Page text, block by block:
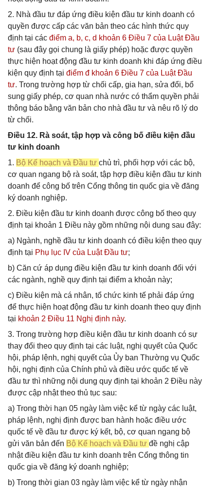
2. Nhà đầu tư đáp ứng điều kiện đầu tư kinh doanh có
quyền được cấp các văn bản theo các hình thức quy
định tại các điểm a, b, c, d khoản 6 Điều 7 của Luật Đầu
tư (sau đây gọi chung là giấy phép) hoặc được quyền
thực hiện hoạt động đầu tư kinh doanh khi đáp ứng điều
kiện quy định tại điểm đ khoản 6 Điều 7 của Luật Đầu
tư. Trong trường hợp từ chối cấp, gia hạn, sửa đổi, bổ
sung giấy phép, cơ quan nhà nước có thẩm quyền phải
thông báo bằng văn bản cho nhà đầu tư và nêu rõ lý do
từ chối.
Điều 12. Rà soát, tập hợp và công bố điều kiện đầu
tư kinh doanh
1. Bộ Kế hoạch và Đầu tư chủ trì, phối hợp với các bộ,
cơ quan ngang bộ rà soát, tập hợp điều kiện đầu tư kinh
doanh để công bố trên Cổng thông tin quốc gia về đăng
ký doanh nghiệp.
2. Điều kiện đầu tư kinh doanh được công bố theo quy
định tại khoản 1 Điều này gồm những nội dung sau đây:
a) Ngành, nghề đầu tư kinh doanh có điều kiện theo quy
định tại Phụ lục IV của Luật Đầu tư;
b) Căn cứ áp dụng điều kiện đầu tư kinh doanh đối với
các ngành, nghề quy định tại điểm a khoản này;
c) Điều kiện mà cá nhân, tổ chức kinh tế phải đáp ứng
để thực hiện hoạt động đầu tư kinh doanh theo quy định
tại khoản 2 Điều 11 Nghị định này.
3. Trong trường hợp điều kiện đầu tư kinh doanh có sự
thay đổi theo quy định tại các luật, nghị quyết của Quốc
hội, pháp lệnh, nghị quyết của Ủy ban Thường vụ Quốc
hội, nghị định của Chính phủ và điều ước quốc tế về
đầu tư thì những nội dung quy định tại khoản 2 Điều này
được cập nhật theo thủ tục sau:
a) Trong thời hạn 05 ngày làm việc kể từ ngày các luật,
pháp lệnh, nghị định được ban hành hoặc điều ước
quốc tế về đầu tư được ký kết, bộ, cơ quan ngang bộ
gửi văn bản đến Bộ Kế hoạch và Đầu tư đề nghị cập
nhật điều kiện đầu tư kinh doanh trên Cổng thông tin
quốc gia về đăng ký doanh nghiệp;
b) Trong thời gian 03 ngày làm việc kể từ ngày nhận